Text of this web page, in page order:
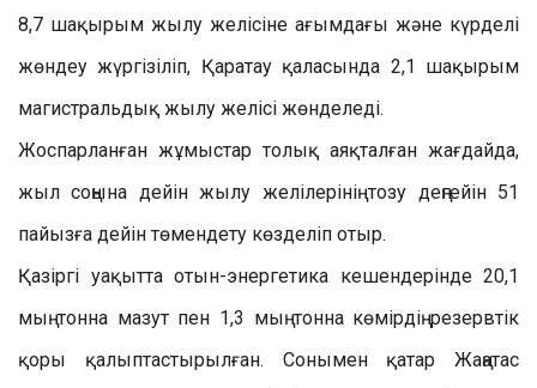
8,7 шақырым жылу желісіне ағымдағы және күрделі
жөндеу жүргізіліп, Қаратау қаласында 2,1 шақырым
магистральдық жылу желісі жөнделеді.
Жоспарланған жұмыстар толық аяқталған жағдайда,
жыл соңына дейін жылу желілерінің тозу деңгейін 51
пайызға дейін төмендету көзделіп отыр.
Қазіргі уақытта отын-энергетика кешендерінде 20,1
мың тонна мазут пен 1,3 мың тонна көмірдің резервтік
қоры қалыптастырылған. Сонымен қатар Жаңатас